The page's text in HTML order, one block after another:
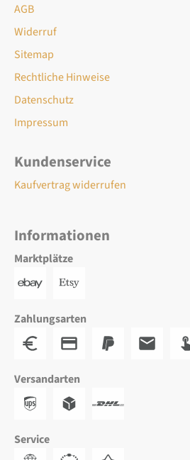
AGB
Widerruf
Sitemap
Rechtliche Hinweise
Datenschutz
Impressum
Kundenservice
Kaufvertrag widerrufen
Informationen
Marktplätze
Zahlungsarten
Versandarten
Service